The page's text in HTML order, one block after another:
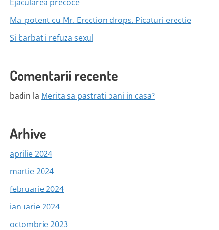
Ejacularea precoce
Mai potent cu Mr. Erection drops. Picaturi erectie
Si barbatii refuza sexul
Comentarii recente
badin la Merita sa pastrati bani in casa?
Arhive
aprilie 2024
martie 2024
februarie 2024
ianuarie 2024
octombrie 2023